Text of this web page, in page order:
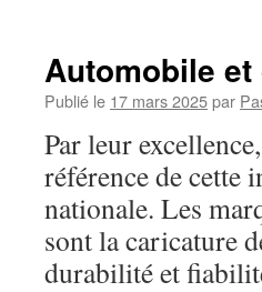
Automobile
Publié le 17 mars 2025par
Par leur
référence de cette
nationale. Les
sont la caricature
durabilité et